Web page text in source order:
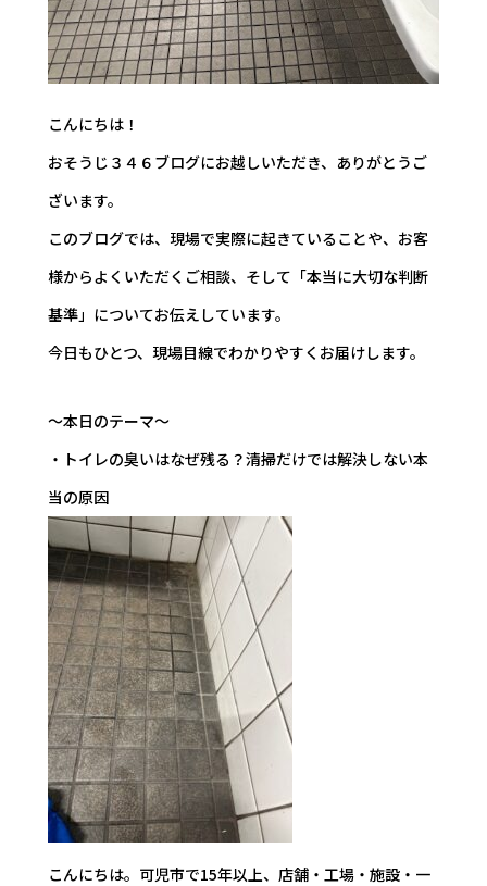
こんにちは！
おそうじ３４６ブログにお越しいただき、ありがとうご
ざいます。
このブログでは、現場で実際に起きていることや、お客
様からよくいただくご相談、そして「本当に大切な判断
基準」についてお伝えしています。
今日もひとつ、現場目線でわかりやすくお届けします。
～本日のテーマ～
・トイレの臭いはなぜ残る？清掃だけでは解決しない本
当の原因
こんにちは。可児市で15年以上、店舗・工場・施設・一